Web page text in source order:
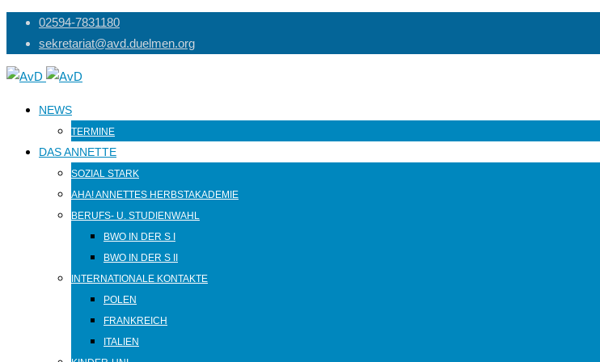
Skip
content
02594-7831180
sekretariat@avd.duelmen.org
NEWS
TERMINE
DAS ANNETTE
SOZIAL STARK
AHA! ANNETTES HERBSTAKADEMIE
BERUFS- U. STUDIENWAHL
BWO IN DER S I
BWO IN DER S II
INTERNATIONALE KONTAKTE
POLEN
FRANKREICH
ITALIEN